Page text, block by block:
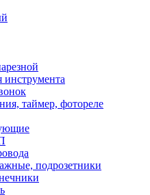
инструмента
таймер, фотореле
подрозетники